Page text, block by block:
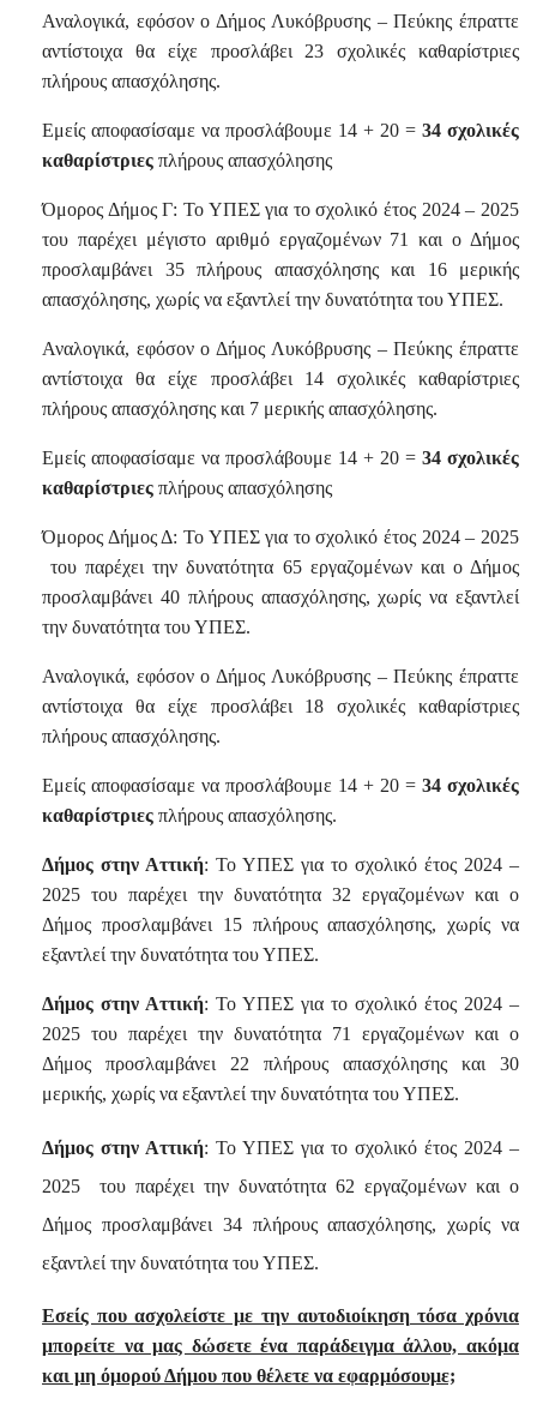
Αναλογικά, εφόσον ο Δήμος Λυκόβρυσης – Πεύκης έπραττε
αντίστοιχα θα είχε προσλάβει 23 σχολικές καθαρίστριες
πλήρους απασχόλησης.
Εμείς αποφασίσαμε να προσλάβουμε 14 + 20 = 34 σχολικές
καθαρίστριες πλήρους απασχόλησης
Όμορος Δήμος Γ: Το ΥΠΕΣ για το σχολικό έτος 2024 – 2025
του παρέχει μέγιστο αριθμό εργαζομένων 71 και ο Δήμος
προσλαμβάνει 35 πλήρους απασχόλησης και 16 μερικής
απασχόλησης, χωρίς να εξαντλεί την δυνατότητα του ΥΠΕΣ.
Αναλογικά, εφόσον ο Δήμος Λυκόβρυσης – Πεύκης έπραττε
αντίστοιχα θα είχε προσλάβει 14 σχολικές καθαρίστριες
πλήρους απασχόλησης και 7 μερικής απασχόλησης.
Εμείς αποφασίσαμε να προσλάβουμε 14 + 20 = 34 σχολικές
καθαρίστριες πλήρους απασχόλησης
Όμορος Δήμος Δ: Το ΥΠΕΣ για το σχολικό έτος 2024 – 2025
του παρέχει την δυνατότητα 65 εργαζομένων και ο Δήμος
προσλαμβάνει 40 πλήρους απασχόλησης, χωρίς να εξαντλεί
την δυνατότητα του ΥΠΕΣ.
Αναλογικά, εφόσον ο Δήμος Λυκόβρυσης – Πεύκης έπραττε
αντίστοιχα θα είχε προσλάβει 18 σχολικές καθαρίστριες
πλήρους απασχόλησης.
Εμείς αποφασίσαμε να προσλάβουμε 14 + 20 = 34 σχολικές
καθαρίστριες πλήρους απασχόλησης.
Δήμος στην Αττική: Το ΥΠΕΣ για το σχολικό έτος 2024 –
2025 του παρέχει την δυνατότητα 32 εργαζομένων και ο
Δήμος προσλαμβάνει 15 πλήρους απασχόλησης, χωρίς να
εξαντλεί την δυνατότητα του ΥΠΕΣ.
Δήμος στην Αττική: Το ΥΠΕΣ για το σχολικό έτος 2024 –
2025 του παρέχει την δυνατότητα 71 εργαζομένων και ο
Δήμος προσλαμβάνει 22 πλήρους απασχόλησης και 30
μερικής, χωρίς να εξαντλεί την δυνατότητα του ΥΠΕΣ.
Δήμος στην Αττική: Το ΥΠΕΣ για το σχολικό έτος 2024 –
2025
του παρέχει την δυνατότητα 62 εργαζομένων και ο
Δήμος προσλαμβάνει 34 πλήρους απασχόλησης, χωρίς να
εξαντλεί την δυνατότητα του ΥΠΕΣ.
Εσείς που ασχολείστε με την αυτοδιοίκηση τόσα χρόνια
μπορείτε να μας δώσετε ένα παράδειγμα άλλου, ακόμα
και μη όμορού Δήμου που θέλετε να εφαρμόσουμε;